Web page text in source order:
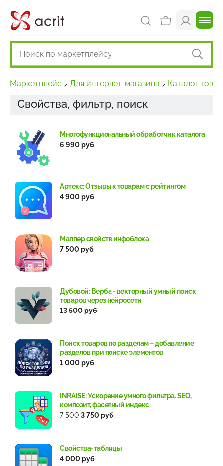
Маркетплейс Для интернет-магазина Каталог
Свойства, фильтр, поиск
Многофункциональный обработчик каталога
6 990 руб
Артекс: Отзывы к товарам с рейтингом
4 900 руб
Маппер свойств инфоблока
7 500 руб
Дубовой: Верба - векторный умный поиск
товаров через нейросети
13 500 руб
Поиск товаров по разделам – добавление
разделов при поиске элементов
1 000 руб
INRAISE: Ускорение умного фильтра. SEO,
композит, фасетный индекс
7 5003 750 руб
Свойства-таблицы
4 000 руб